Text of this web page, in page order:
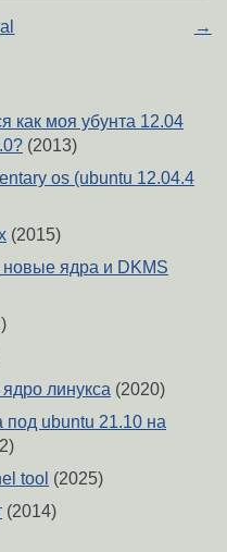
→
как моя убунта 12.04
(2013)
os (ubuntu 12.04.4
(2015)
ядра и DKMS
линукса (2020)
под ubuntu 21.10 на
tool (2025)
(2014)